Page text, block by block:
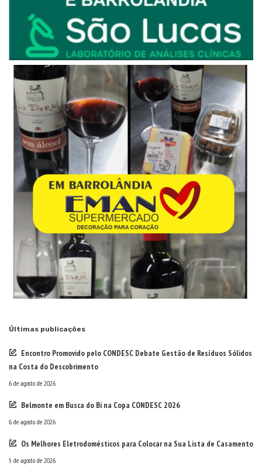
Últimas publicações
Encontro Promovido pelo CONDESC Debate Gestão de Resíduos Sólidos
na Costa do Descobrimento
6 de agosto de 2026
Belmonte em Busca do Bi na Copa CONDESC 2026
6 de agosto de 2026
Os Melhores Eletrodomésticos para Colocar na Sua Lista de Casamento
5 de agosto de 2026